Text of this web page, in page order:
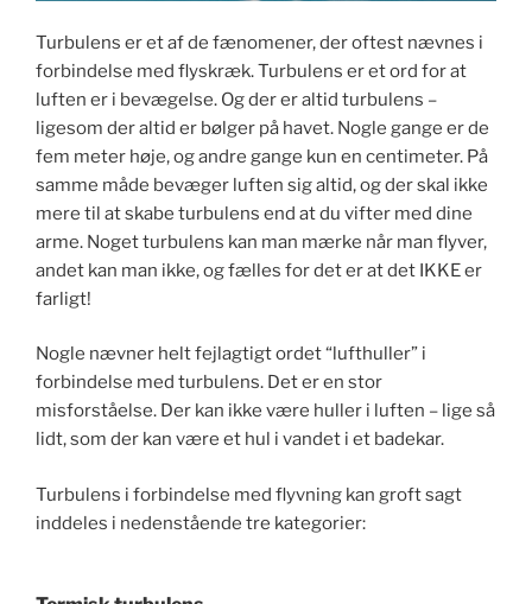
Turbulens er et af de fænomener, der oftest nævnes i
forbindelse med flyskræk. Turbulens er et ord for at
luften er i bevægelse. Og der er altid turbulens –
ligesom der altid er bølger på havet. Nogle gange er de
fem meter høje, og andre gange kun en centimeter. På
samme måde bevæger luften sig altid, og der skal ikke
mere til at skabe turbulens end at du vifter med dine
arme. Noget turbulens kan man mærke når man flyver,
andet kan man ikke, og fælles for det er at det IKKE er
farligt!
Nogle nævner helt fejlagtigt ordet “lufthuller” i
forbindelse med turbulens. Det er en stor
misforståelse. Der kan ikke være huller i luften – lige så
lidt, som der kan være et hul i vandet i et badekar.
Turbulens i forbindelse med flyvning kan groft sagt
inddeles i nedenstående tre kategorier: